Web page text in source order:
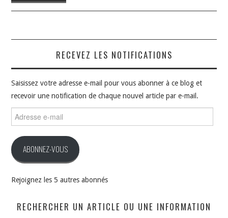
RECEVEZ LES NOTIFICATIONS
Saisissez votre adresse e-mail pour vous abonner à ce blog et
recevoir une notification de chaque nouvel article par e-mail.
e-
ABONNEZ-VOUS
Rejoignez les 5 autres abonnés
RECHERCHER UN ARTICLE OU UNE INFORMATION